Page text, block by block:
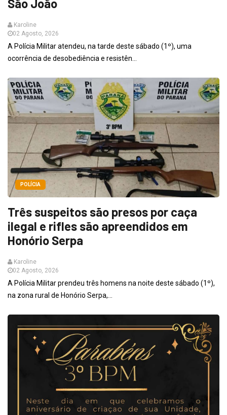
São João
Karoline
02 Agosto, 2026
A Polícia Militar atendeu, na tarde deste sábado (1º), uma
ocorrência de desobediência e resistên...
POLÍCIA
Três suspeitos são presos por caça
ilegal e rifles são apreendidos em
Honório Serpa
Karoline
02 Agosto, 2026
A Polícia Militar prendeu três homens na noite deste sábado (1º),
na zona rural de Honório Serpa,...